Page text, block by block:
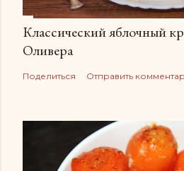
Классический яблочный
Оливера
Поделиться Отправить